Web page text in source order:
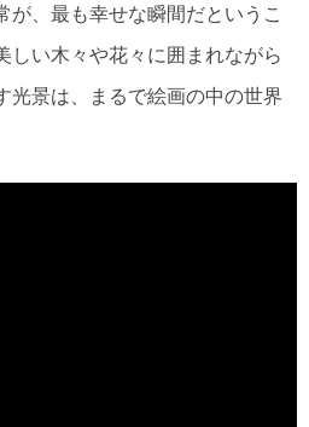
が、最も幸せな瞬間だというこ
しい木々や花々に囲まれながら
光景は、まるで絵画の中の世界